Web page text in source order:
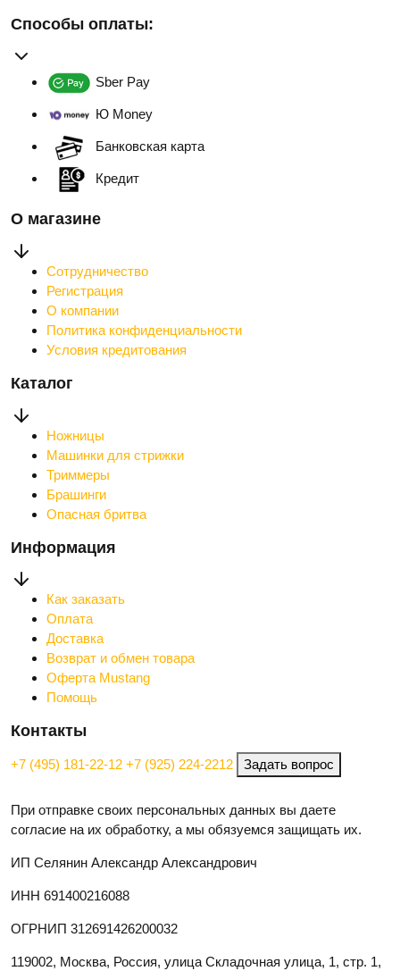
Способы оплаты:
Sber Pay
Ю Money
Банковская карта
Кредит
О магазине
Сотрудничество
Регистрация
О компании
Политика конфиденциальности
Условия кредитования
Каталог
Ножницы
Машинки для стрижки
Триммеры
Брашинги
Опасная бритва
Информация
Как заказать
Оплата
Доставка
Возврат и обмен товара
Оферта Mustang
Помощь
Контакты
+7 (495) 181-22-12 +7 (925) 224-2212 Задать вопрос
При отправке своих персональных данных вы даете
согласие на их обработку, а мы обязуемся защищать их.
ИП Селянин Александр Александрович
ИНН 691400216088
ОГРНИП 312691426200032
119002, Москва, Россия, улица Складочная улица, 1, стр. 1,